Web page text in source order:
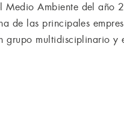
Medio Ambiente del
de las principales
multidisciplinario y